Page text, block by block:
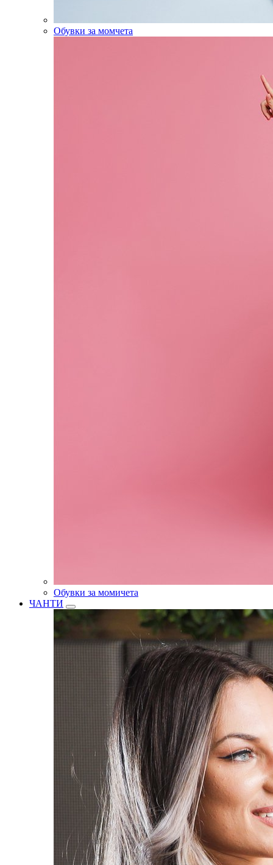
Обувки за момчета
Обувки за момичета
ЧАНТИ